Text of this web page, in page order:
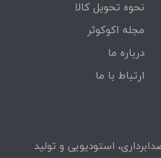
نحوه تحویل کالا
مجله اکوکوثر
درباره ما
ارتباط با ما
استودیویی و تولید